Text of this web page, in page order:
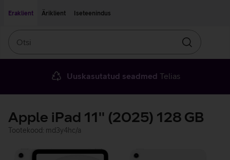
Eraklient
Äriklient Iseteenindus
Otsin
Uuskasutatud seadmed Telias
Apple iPad 11'' (2025) 128 GB
Tootekood: md3y4hc/a